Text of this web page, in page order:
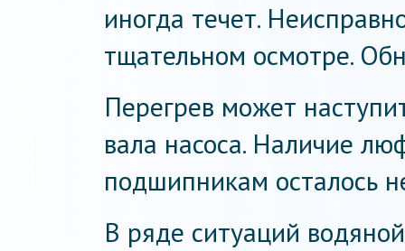
иногда течет.
тщательном осмотре.
Перегрев может
вала насоса. Наличие
подшипникам осталось
В ряде ситуаций